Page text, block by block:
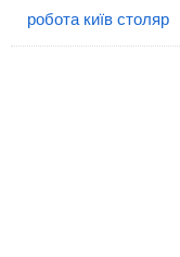
робота київ столяр